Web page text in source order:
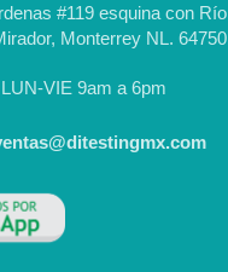
#119 esquina con Río
Monterrey NL. 64750
LUN-VIE 9am a 6pm